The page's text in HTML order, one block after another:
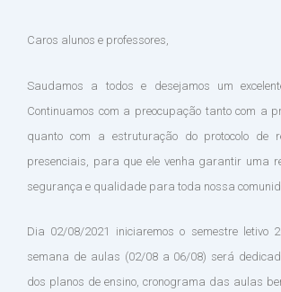
Caros alunos e professores,
Saudamos a todos e desejamos um
Continuamos com a preocupação tanto com a
quanto com a estruturação do protocolo de
presenciais, para que ele venha garantir uma
segurança e qualidade para toda nossa
Dia 02/08/2021 iniciaremos o semestre letivo
semana de aulas (02/08 a 06/08) será
dos planos de ensino, cronograma das aulas